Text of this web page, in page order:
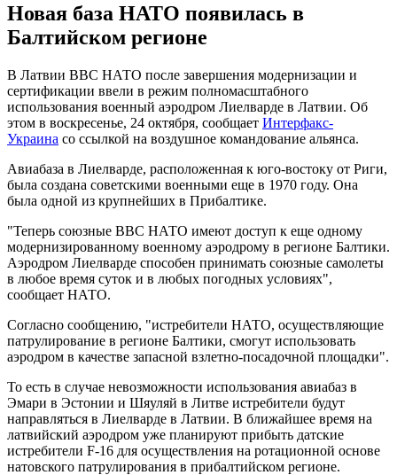
Новая база НАТО появилась в
Балтийском регионе
В Латвии ВВС НАТО после завершения модернизации и
сертификации ввели в режим полномасштабного
использования военный аэродром Лиелварде в Латвии. Об
этом в воскресенье, 24 октября, сообщает Интерфакс-
Украина со ссылкой на воздушное командование альянса.
Авиабаза в Лиелварде, расположенная к юго-востоку от Риги,
была создана советскими военными еще в 1970 году. Она
была одной из крупнейших в Прибалтике.
"Теперь союзные ВВС НАТО имеют доступ к еще одному
модернизированному военному аэродрому в регионе Балтики.
Аэродром Лиелварде способен принимать союзные самолеты
в любое время суток и в любых погодных условиях",
сообщает НАТО.
Согласно сообщению, "истребители НАТО, осуществляющие
патрулирование в регионе Балтики, смогут использовать
аэродром в качестве запасной взлетно-посадочной площадки".
То есть в случае невозможности использования авиабаз в
Эмари в Эстонии и Шяуляй в Литве истребители будут
направляться в Лиелварде в Латвии. В ближайшее время на
латвийский аэродром уже планируют прибыть датские
истребители F-16 для осуществления на ротационной основе
натовского патрулирования в прибалтийском регионе.